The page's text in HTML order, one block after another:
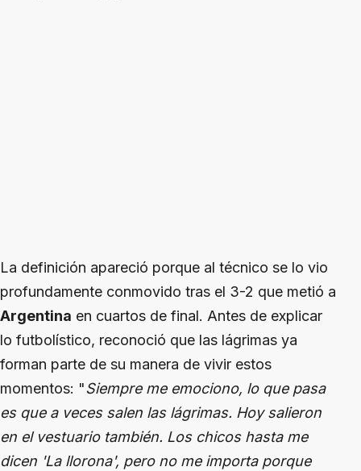
La definición apareció porque al técnico se lo vio
profundamente conmovido tras el 3-2 que metió a
Argentina en cuartos de final. Antes de explicar
lo futbolístico, reconoció que las lágrimas ya
forman parte de su manera de vivir estos
momentos: "Siempre me emociono, lo que pasa
es que a veces salen las lágrimas. Hoy salieron
en el vestuario también. Los chicos hasta me
dicen 'La llorona', pero no me importa porque